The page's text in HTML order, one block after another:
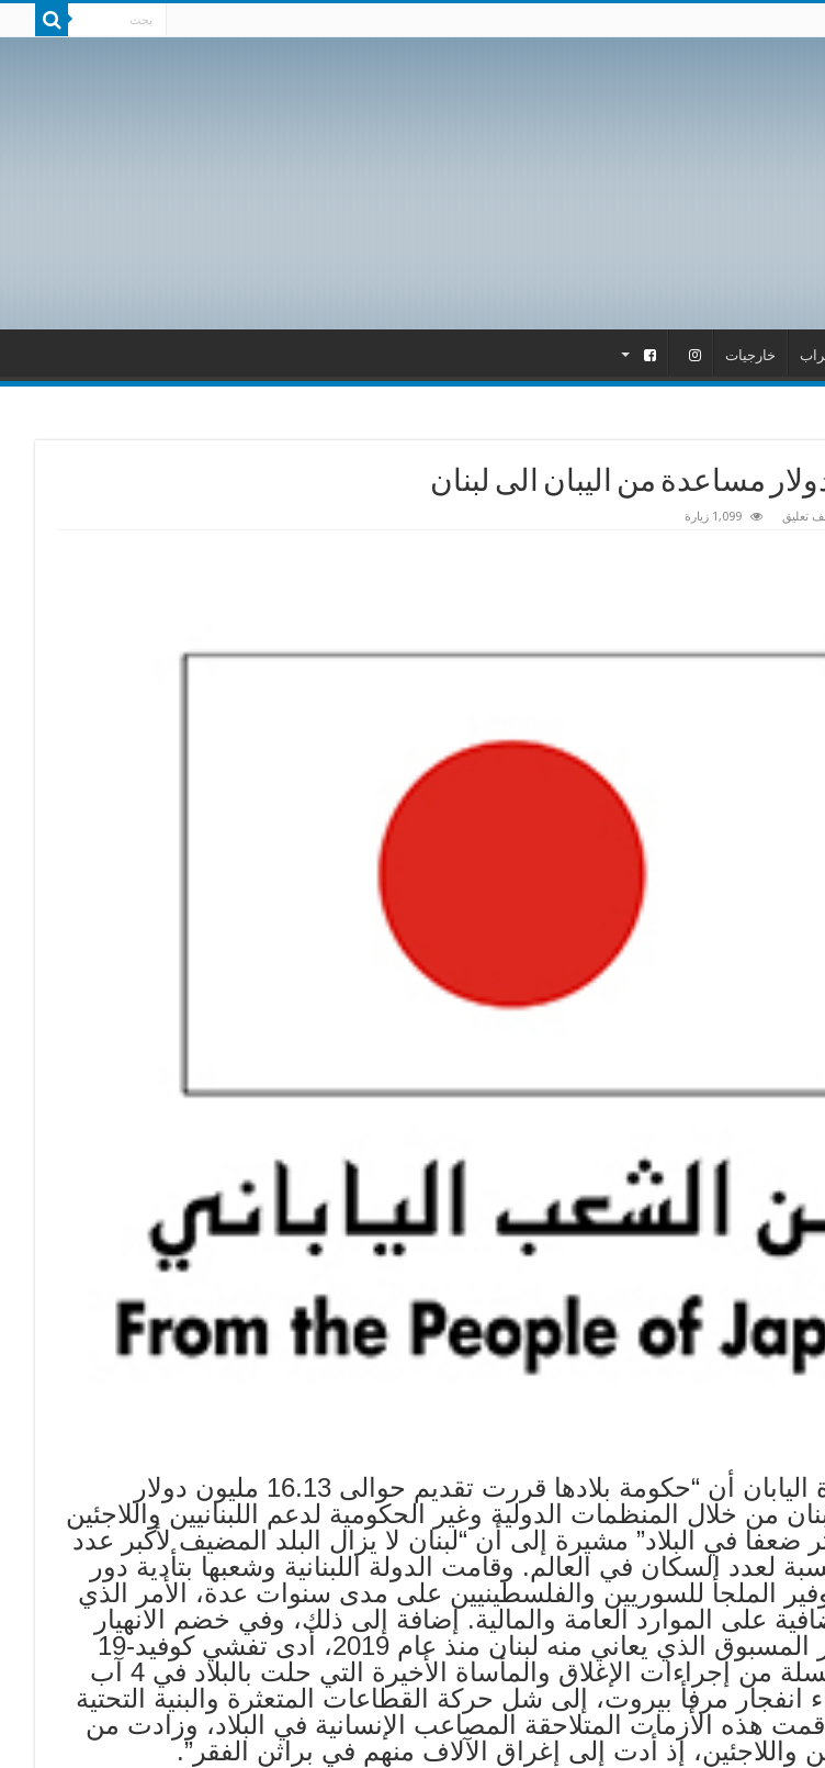
خارجيات
تعليق 1,099 زيارة
أعلنت سفارة اليابان أن “حكومة بلادها قررت تقديم حوالى 16.13 مليون دولار
من خلال المنظمات الدولية وغير الحكومية لدعم اللبنانيين واللاجئين
ضعفا في البلاد” مشيرة إلى أن “لبنان لا يزال البلد المضيف لأكبر عدد
لعدد السكان في العالم. وقامت الدولة اللبنانية وشعبها بتأدية دور
الملجأ للسوريين والفلسطينيين على مدى سنوات عدة، الأمر الذي
على الموارد العامة والمالية. إضافة إلى ذلك، وفي خضم الانهيار
الاقتصادي غير المسبوق الذي يعاني منه لبنان منذ عام 2019، أدى تفشي كوفيد-19
إلى جانب سلسلة من إجراءات الإغلاق والمأساة الأخيرة التي حلت بالبلاد في 4 آب
انفجار مرفأ بيروت، إلى شل حركة القطاعات المتعثرة والبنية التحتية
هذه الأزمات المتلاحقة المصاعب الإنسانية في البلاد، وزادت من
واللاجئين، إذ أدت إلى إغراق الآلاف منهم في براثن الفقر”.